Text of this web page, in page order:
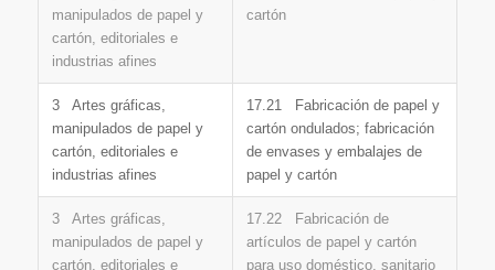
manipulados de papel y
cartón, editoriales e
industrias afines
cartón
3 Artes gráficas,
manipulados de papel y
cartón, editoriales e
industrias afines
17.21 Fabricación de papel y
cartón ondulados; fabricación
de envases y embalajes de
papel y cartón
3 Artes gráficas,
manipulados de papel y
cartón, editoriales e
17.22 Fabricación de
artículos de papel y cartón
para uso doméstico, sanitario